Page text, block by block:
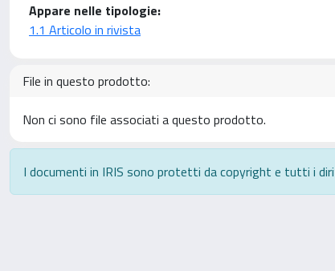
Appare nelle tipologie:
1.1 Articolo in rivista
File in questo prodotto:
Non ci sono file associati a questo prodotto.
I documenti in IRIS sono protetti da copyright e tutti i